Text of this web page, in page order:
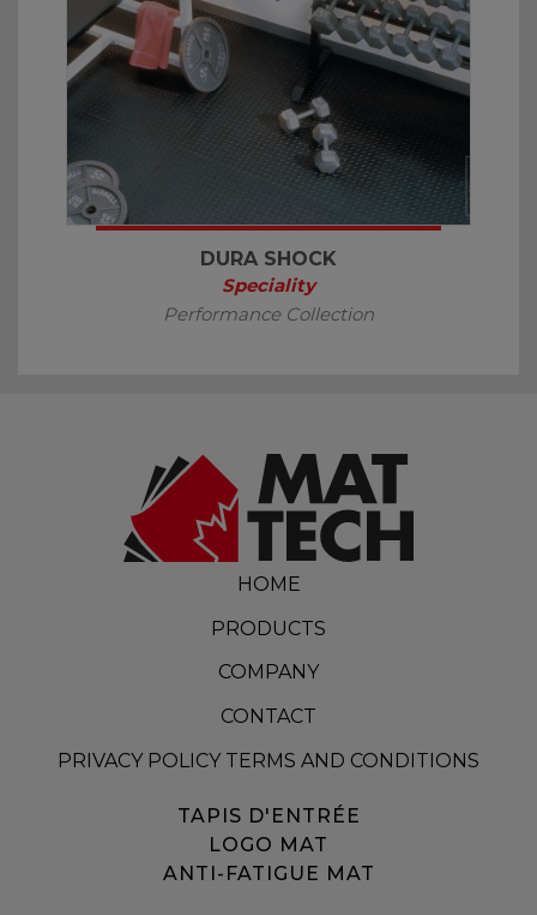
DURA SHOCK
Speciality
Performance Collection
HOME
PRODUCTS
COMPANY
CONTACT
PRIVACY POLICY TERMS AND CONDITIONS
TAPIS D'ENTRÉE
LOGO MAT
ANTI-FATIGUE MAT